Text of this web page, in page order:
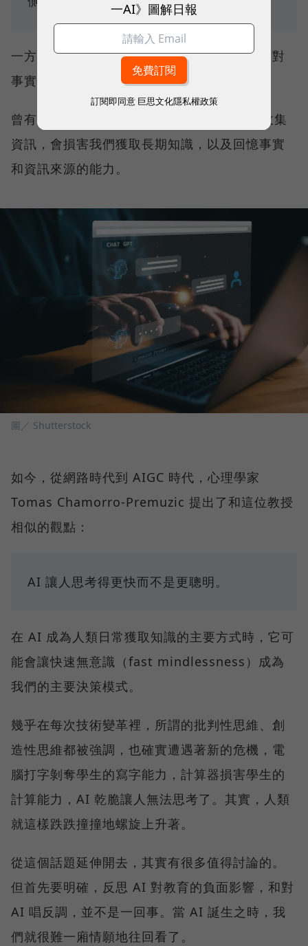
一方面，分析和應用能力欠缺了；另一方面，對
事實性資訊的掌握可能也只是一場錯覺。
曾有研究表明，通過 Google 等更快地在線收集
資訊，會損害我們獲取長期知識，以及回憶事實
和資訊來源的能力。
圖／ Shutterstock
如今，從網路時代到 AIGC 時代，心理學家
Tomas Chamorro-Premuzic 提出了和這位教授
相似的觀點：
AI 讓人思考得更快而不是更聰明。
在 AI 成為人類日常獲取知識的主要方式時，它可
能會讓快速無意識（fast mindlessness）成為
我們的主要決策模式。
幾乎在每次技術變革裡，所謂的批判性思維、創
造性思維都被強調，也確實遭遇著新的危機，電
腦打字剝奪學生的寫字能力，計算器損害學生的
計算能力，AI 乾脆讓人無法思考了。其實，人類
就這樣跌跌撞撞地螺旋上升著。
從這個話題延伸開去，其實有很多值得討論的。
但首先要明確，反思 AI 對教育的負面影響，和對
AI 唱反調，並不是一回事。當 AI 誕生之時，我
們就很難一廂情願地往回看了。
一AI》圖解日報
訂閱即同意 巨思文化隱私權政策